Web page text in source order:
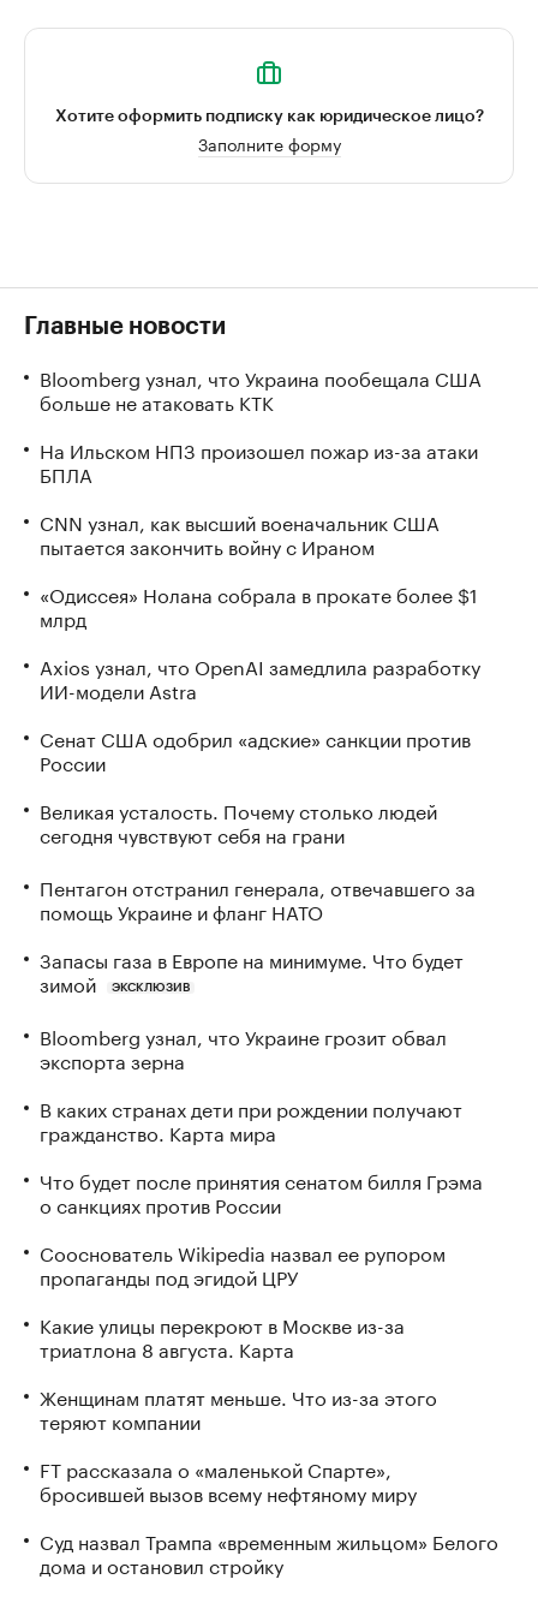
Хотите оформить подписку как юридическое лицо?
Заполните форму
Главные новости
Bloomberg узнал, что Украина пообещала США
больше не атаковать КТК
На Ильском НПЗ произошел пожар из-за атаки
БПЛА
CNN узнал, как высший военачальник США
пытается закончить войну с Ираном
«Одиссея» Нолана собрала в прокате более $1
млрд
Axios узнал, что OpenAI замедлила разработку
ИИ-модели Astra
Сенат США одобрил «адские» санкции против
России
Великая усталость. Почему столько людей
сегодня чувствуют себя на грани
Пентагон отстранил генерала, отвечавшего за
помощь Украине и фланг НАТО
Запасы газа в Европе на минимуме. Что будет
зимой
ЭКСКЛЮЗИВ
Bloomberg узнал, что Украине грозит обвал
экспорта зерна
В каких странах дети при рождении получают
гражданство. Карта мира
Что будет после принятия сенатом билля Грэма
о санкциях против России
Сооснователь Wikipedia назвал ее рупором
пропаганды под эгидой ЦРУ
Какие улицы перекроют в Москве из-за
триатлона 8 августа. Карта
Женщинам платят меньше. Что из-за этого
теряют компании
FT рассказала о «маленькой Спарте»,
бросившей вызов всему нефтяному миру
Суд назвал Трампа «временным жильцом» Белого
дома и остановил стройку